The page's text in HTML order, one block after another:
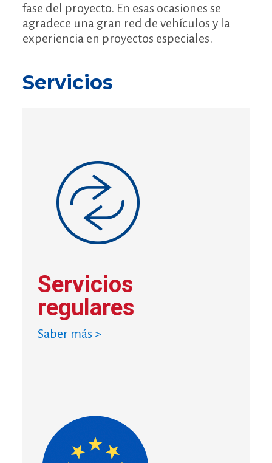
fase del proyecto. En esas ocasiones se
agradece una gran red de vehículos y la
experiencia en proyectos especiales.
Servicios
Servicios
regulares
Saber más >